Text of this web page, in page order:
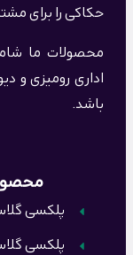
حکاکی را برای
محصولات ما
اداری رومیزی و
باشد.
پلکسی
پلکسی